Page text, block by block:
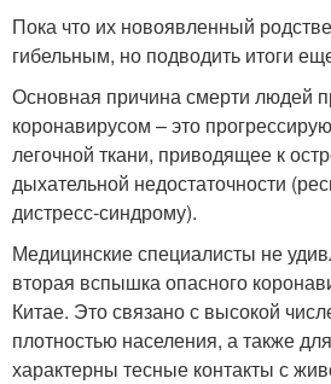
Пока что их новоявленный
гибельным, но подводить итоги
Основная причина смерти людей
коронавирусом – это
легочной ткани, приводящее к
дыхательной недостаточности
дистресс-синдрому).
Медицинские специалисты не
вторая вспышка опасного
Китае. Это связано с высокой
плотностью населения, а также
характерны тесные контакты с